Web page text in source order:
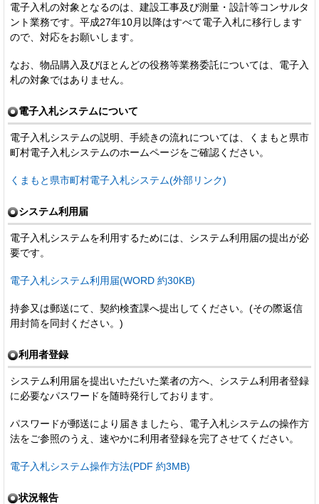
電子入札の対象となるのは、建設工事及び測量・設計等コンサルタ
ント業務です。平成27年10月以降はすべて電子入札に移行します
ので、対応をお願いします。
なお、物品購入及びほとんどの役務等業務委託については、電子入
札の対象ではありません。
電子入札システムについて
電子入札システムの説明、手続きの流れについては、くまもと県市
町村電子入札システムのホームページをご確認ください。
くまもと県市町村電子入札システム(外部リンク)
システム利用届
電子入札システムを利用するためには、システム利用届の提出が必
要です。
電子入札システム利用届(WORD 約30KB)
持参又は郵送にて、契約検査課へ提出してください。(その際返信
用封筒を同封ください。)
利用者登録
システム利用届を提出いただいた業者の方へ、システム利用者登録
に必要なパスワードを随時発行しております。
パスワードが郵送により届きましたら、電子入札システムの操作方
法をご参照のうえ、速やかに利用者登録を完了させてください。
電子入札システム操作方法(PDF 約3MB)
状況報告